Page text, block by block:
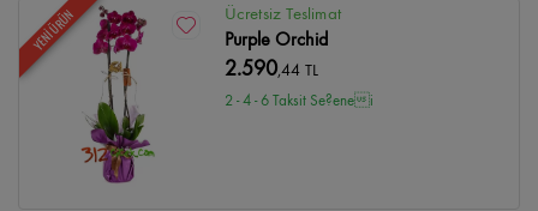
YENİ ÜRÜN Ücretsiz Teslimat
Purple Orchid
2.590,44 TL
2 - 4 - 6 Taksit Se?enei